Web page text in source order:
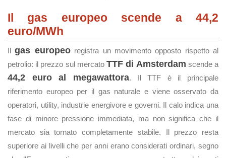
Il gas europeo scende a 44,2
euro/MWh
Ilgas europeoregistra un movimento opposto rispetto al
petrolio: il prezzo sul mercatoTTF di Amsterdam scende a
44,2 euro al megawattora. Il TTF è il principale
riferimento europeo per il gas naturale e viene osservato da
operatori, utility, industrie energivore e governi. Il calo indica una
fase di minore pressione immediata, ma non significa che il
mercato sia tornato completamente stabile. Il prezzo resta
superiore ai livelli che per anni erano considerati ordinari, segno